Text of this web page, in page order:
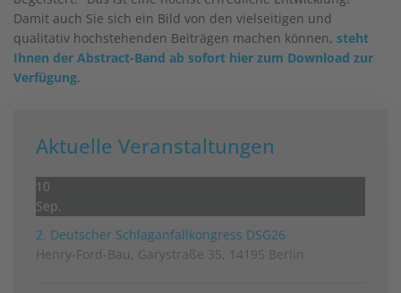
Damit auch Sie sich ein Bild von den vielseitigen und
qualitativ hochstehenden Beiträgen machen können, steht
Ihnen der Abstract-Band ab sofort hier zum Download zur
Verfügung.
Aktuelle Veranstaltungen
10
Sep.
2. Deutscher Schlag­anfall­kongress DSG26
Henry-Ford-Bau, Garystraße 35, 14195 Berlin